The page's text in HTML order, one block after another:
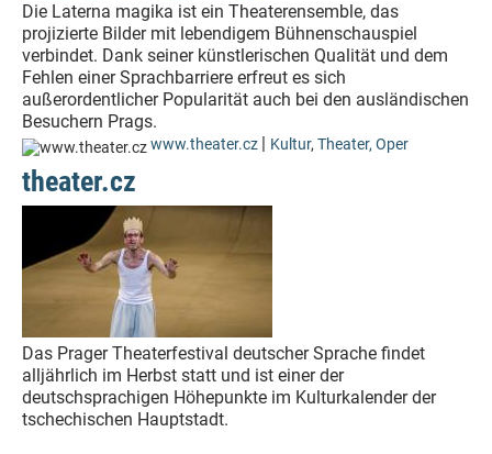
Die Laterna magika ist ein Theaterensemble, das
projizierte Bilder mit lebendigem Bühnenschauspiel
verbindet. Dank seiner künstlerischen Qualität und dem
Fehlen einer Sprachbarriere erfreut es sich
außerordentlicher Popularität auch bei den ausländischen
Besuchern Prags.
www.theater.cz | Kultur, Theater, Oper
theater.cz
Das Prager Theaterfestival deutscher Sprache findet
alljährlich im Herbst statt und ist einer der
deutschsprachigen Höhepunkte im Kulturkalender der
tschechischen Hauptstadt.